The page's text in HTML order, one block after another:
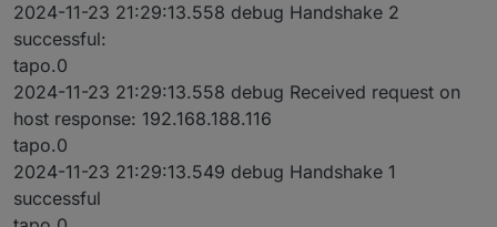
2024-11-23 21:29:13.558 debug Handshake 2
successful:
tapo.0
2024-11-23 21:29:13.558 debug Received request on
host response: 192.168.188.116
tapo.0
2024-11-23 21:29:13.549 debug Handshake 1
successful